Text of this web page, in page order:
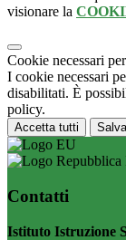
visionare la
Cookie necessari
I cookie necessari
disabilitati. È
policy.
Accetta tutti
Contatti
Istituto Istruzione